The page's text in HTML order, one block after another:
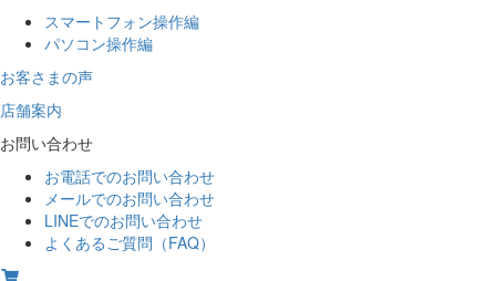
スマートフォン操作編
パソコン操作編
お客さまの声
店舗案内
お問い合わせ
お電話でのお問い合わせ
メールでのお問い合わせ
LINEでのお問い合わせ
よくあるご質問（FAQ）